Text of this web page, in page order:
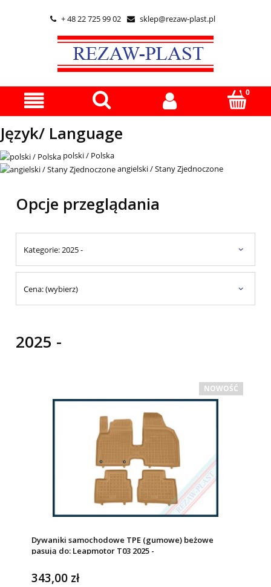
 + 48 22 725 99 02  sklep@rezaw-plast.pl
Język/ Language
polski / Polska
angielski / Stany Zjednoczone
Opcje przeglądania
Kategorie: 2025 -
Cena: (wybierz)
2025 -
Dywaniki samochodowe TPE (gumowe) beżowe
pasują do: Leapmotor T03 2025 -
343,00 zł
NOWOŚĆ